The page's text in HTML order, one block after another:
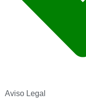
Aviso Legal